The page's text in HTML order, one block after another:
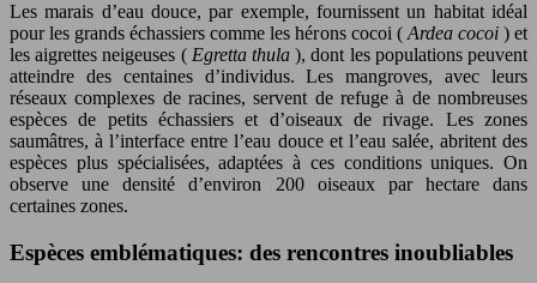
Les marais d’eau douce, par exemple, fournissent un habitat idéal
pour les grands échassiers comme les hérons cocoi ( Ardea cocoi ) et
les aigrettes neigeuses ( Egretta thula), dont les populations peuvent
atteindre des centaines d’individus. Les mangroves, avec leurs
réseaux complexes de racines, servent de refuge à de nombreuses
espèces de petits échassiers et d’oiseaux de rivage. Les zones
saumâtres, à l’interface entre l’eau douce et l’eau salée, abritent des
espèces plus spécialisées, adaptées à ces conditions uniques. On
observe une densité d’environ 200 oiseaux par hectare dans
certaines zones.
Espèces emblématiques: des rencontres inoubliables